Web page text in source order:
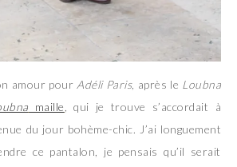
amour pour Adéli Paris, après le Loubna
maille
, qui je trouve s’accordait à
du jour bohème-chic. J’ai longuement
ce pantalon, je pensais qu’il serait